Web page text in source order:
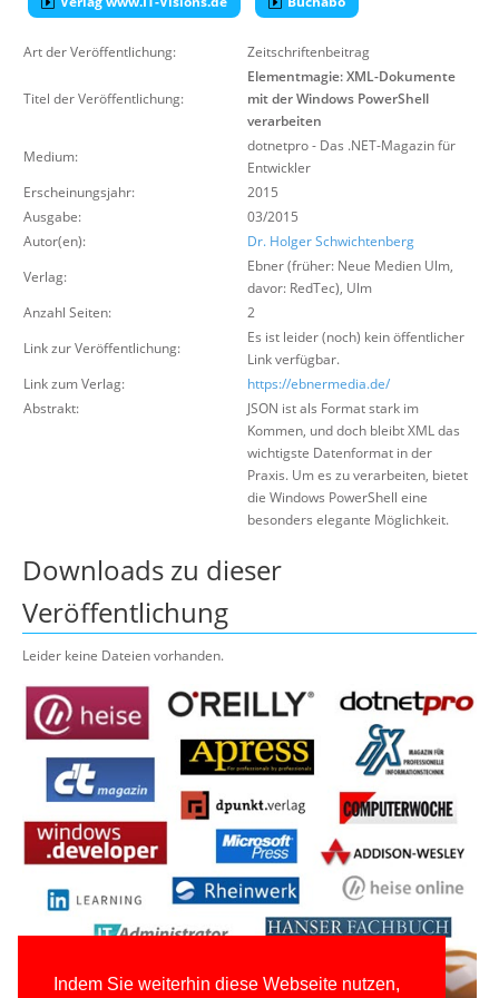
Indem Sie weiterhin diese Webseite nutzen,
Über uns
Suche
Art der Veröffentlichung: Zeitschriftenbeitrag
Titel der Veröffentlichung:
Elementmagie: XML-Dokumente
mit der Windows PowerShell
verarbeiten
Medium:
dotnetpro - Das .NET-Magazin für
Entwickler
Erscheinungsjahr:
2015
Ausgabe:
03/2015
Autor(en):
Dr. Holger Schwichtenberg
Verlag:
Ebner (früher: Neue Medien Ulm,
davor: RedTec), Ulm
Anzahl Seiten:
2
Link zur Veröffentlichung:
Es ist leider (noch) kein öffentlicher
Link verfügbar.
Link zum Verlag:
https://ebnermedia.de/
Abstrakt:
JSON ist als Format stark im
Kommen, und doch bleibt XML das
wichtigste Datenformat in der
Praxis. Um es zu verarbeiten, bietet
die Windows PowerShell eine
besonders elegante Möglichkeit.
Downloads zu dieser
Veröffentlichung
Leider keine Dateien vorhanden.